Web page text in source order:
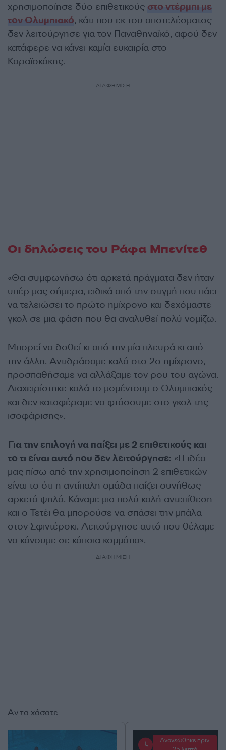
χρησιμοποίησε δύο επιθετικούς στο ντέρμπι με
τον Ολυμπιακό, κάτι που εκ του αποτελέσματος
δεν λειτούργησε για τον Παναθηναϊκό, αφού δεν
κατάφερε να κάνει καμία ευκαιρία στο
Καραϊσκάκης.
ΔΙΑΦΗΜΙΣΗ
Οι δηλώσεις του Ράφα Μπενίτεθ
«Θα συμφωνήσω ότι αρκετά πράγματα δεν ήταν
υπέρ μας σήμερα, ειδικά από την στιγμή που πάει
να τελειώσει το πρώτο ημίχρονο και δεχόμαστε
γκολ σε μια φάση που θα αναλυθεί πολύ νομίζω.
Μπορεί να δοθεί κι από την μία πλευρά κι από
την άλλη. Αντιδράσαμε καλά στο 2ο ημίχρονο,
προσπαθήσαμε να αλλάξαμε τον ρου του αγώνα.
Διαχειρίστηκε καλά το μομέντουμ ο Ολυμπιακός
και δεν καταφέραμε να φτάσουμε στο γκολ της
ισοφάρισης».
Για την επιλογή να παίξει με 2 επιθετικούς και
το τι είναι αυτό που δεν λειτούργησε: «Η ιδέα
μας πίσω από την χρησιμοποίηση 2 επιθετικών
είναι το ότι η αντίπαλη ομάδα παίζει συνήθως
αρκετά ψηλά. Κάναμε μια πολύ καλή αντεπίθεση
και ο Τετέι θα μπορούσε να σπάσει την μπάλα
στον Σφιντέρσκι. Λειτούργησε αυτό που θέλαμε
να κάνουμε σε κάποια κομμάτια».
ΔΙΑΦΗΜΙΣΗ
Αν τα χάσατε
Ανανεώθηκε πριν